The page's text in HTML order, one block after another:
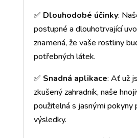
✅ Dlouhodobé účinky:
postupné a dlouhotrvající
znamená, že vaše rostliny
potřebných látek.
✅ Snadná aplikace: Ať už
zkušený zahradník, naše
použitelná s jasnými pokyny
výsledky.